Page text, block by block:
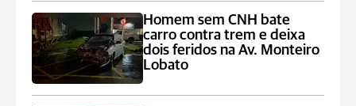
Homem sem CNH bate
carro contra trem e deixa
dois feridos na Av. Monteiro
Lobato